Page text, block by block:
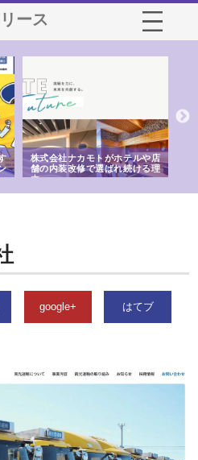
ース
株式会社ナカモトがホテルや店
舗の内装改修で選ばれ続ける理
由
google+ はてブ